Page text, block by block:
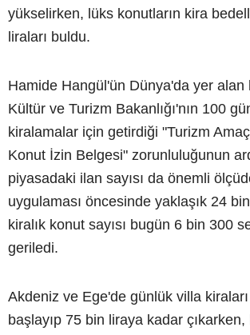
yükselirken, lüks konutların kira
liraları buldu.
Hamide Hangül'ün Dünya'da yer alan
Kültür ve Turizm Bakanlığı'nın 100
kiralamalar için getirdiği "Turizm
Konut İzin Belgesi" zorunluluğunun
piyasadaki ilan sayısı da önemli
uygulaması öncesinde yaklaşık 24
kiralık konut sayısı bugün 6 bin 300
geriledi.
Akdeniz ve Ege'de günlük villa
başlayıp 75 bin liraya kadar çıkarken,